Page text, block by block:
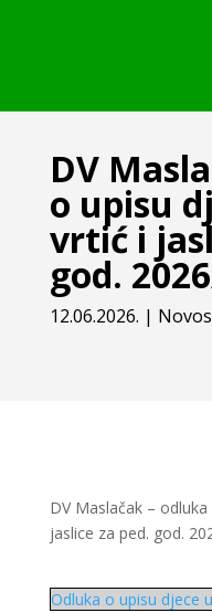
DV
o upisu
vrtić i
god.
12.06.2026. |
DV Maslačak –
jaslice za ped. god.
Odluka o upisu djece